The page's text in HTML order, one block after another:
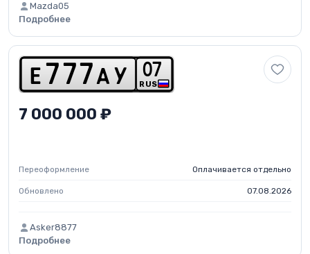
Mazda05
Подробнее
e 7 7 7 a y RUS
07
7 000 000 ₽
Переоформление Оплачивается отдельно
Обновлено 07.08.2026
Asker8877
Подробнее